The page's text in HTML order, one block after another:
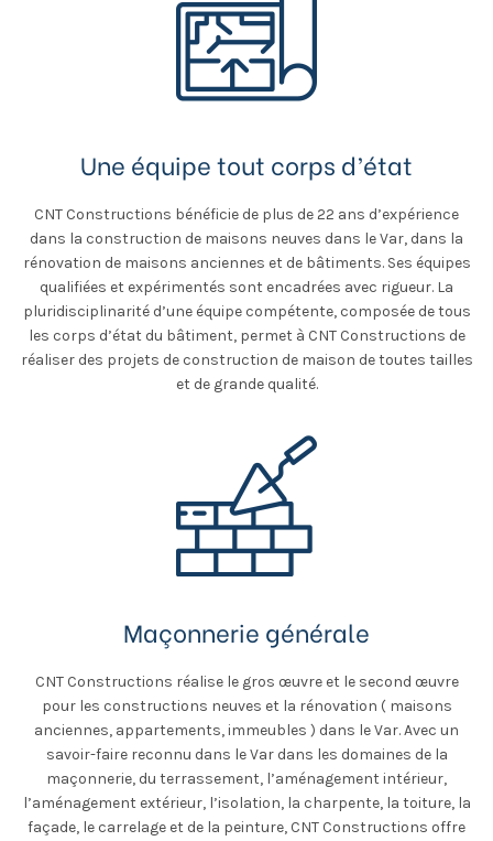
Une équipe tout corps d’état
CNT Constructions bénéficie de plus de 22 ans d’expérience
dans la construction de maisons neuves dans le Var, dans la
rénovation de maisons anciennes et de bâtiments. Ses équipes
qualifiées et expérimentés sont encadrées avec rigueur. La
pluridisciplinarité d’une équipe compétente, composée de tous
les corps d’état du bâtiment, permet à CNT Constructions de
réaliser des projets de construction de maison de toutes tailles
et de grande qualité.
Maçonnerie générale
CNT Constructions réalise le gros œuvre et le second œuvre
pour les constructions neuves et la rénovation ( maisons
anciennes, appartements, immeubles ) dans le Var. Avec un
savoir-faire reconnu dans le Var dans les domaines de la
maçonnerie, du terrassement, l’aménagement intérieur,
l’aménagement extérieur, l’isolation, la charpente, la toiture, la
façade, le carrelage et de la peinture, CNT Constructions offre